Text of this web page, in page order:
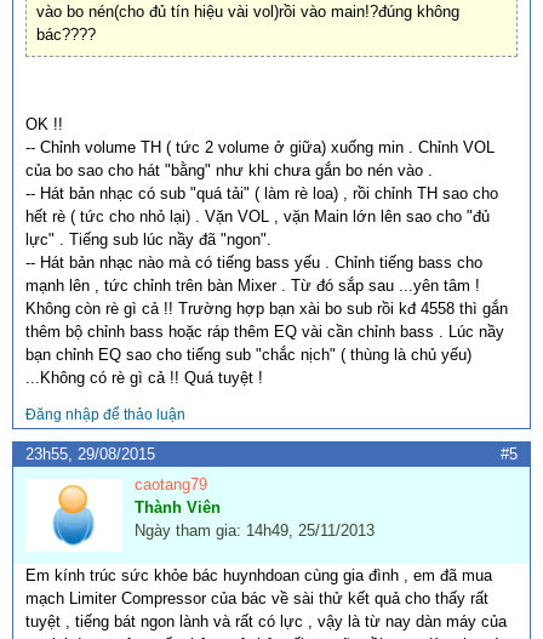
vào bo nén(cho đủ tín hiệu vài vol)rồi vào main!?đúng không
bác????
OK !!
-- Chỉnh volume TH ( tức 2 volume ở giữa) xuống min . Chỉnh VOL
của bo sao cho hát "bằng" như khi chưa gắn bo nén vào .
-- Hát bản nhạc có sub "quá tải" ( làm rè loa) , rồi chỉnh TH sao cho
hết rè ( tức cho nhỏ lại) . Vặn VOL , vặn Main lớn lên sao cho "đủ
lực" . Tiếng sub lúc nầy đã "ngon".
-- Hát bản nhạc nào mà có tiếng bass yếu . Chỉnh tiếng bass cho
mạnh lên , tức chỉnh trên bàn Mixer . Từ đó sắp sau ...yên tâm !
Không còn rè gì cả !! Trường hợp bạn xài bo sub rồi kđ 4558 thì gắn
thêm bộ chỉnh bass hoặc ráp thêm EQ vài cần chỉnh bass . Lúc nầy
bạn chỉnh EQ sao cho tiếng sub "chắc nịch" ( thùng là chủ yếu)
...Không có rè gì cả !! Quá tuyệt !
Đăng nhập để thảo luận
23h55, 29/08/2015
#5
caotang79
Thành Viên
Ngày tham gia: 14h49, 25/11/2013
Em kính trúc sức khỏe bác huynhdoan cùng gia đình , em đã mua
mạch Limiter Compressor của bác về sài thử kết quả cho thấy rất
tuyệt , tiếng bát ngon lành và rất có lực , vậy là từ nay dàn máy của